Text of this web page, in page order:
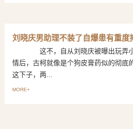
刘晓庆男助理不装了自爆患有重度
这不，自从刘晓庆被曝出玩弄小
情后，古柯就像是个狗皮膏药似的彻
这下子，两...
MORE+